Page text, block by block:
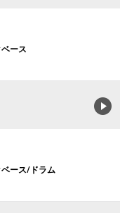
ース
ース/ドラム